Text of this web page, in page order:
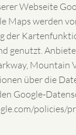
Webseite
Maps werden
der
genutzt.
Mountain
über die
Google-
policies/